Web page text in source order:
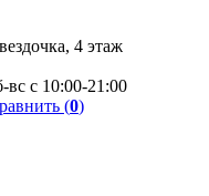
4 этаж
с 10:00-21:00
(0)